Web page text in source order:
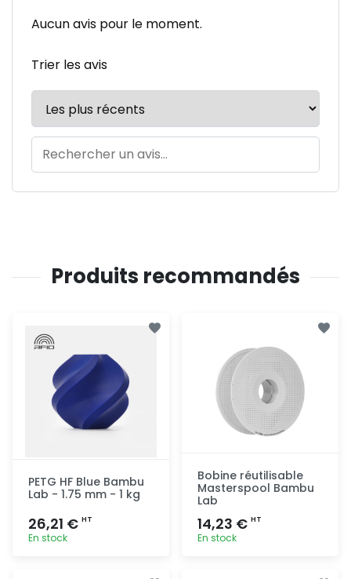
Aucun avis pour le moment.
Trier les avis
Produits recommandés
PETG HF Blue Bambu
Lab - 1.75 mm - 1 kg
26,21 € HT
En stock
Bobine réutilisable
Masterspool Bambu
Lab
14,23 € HT
En stock